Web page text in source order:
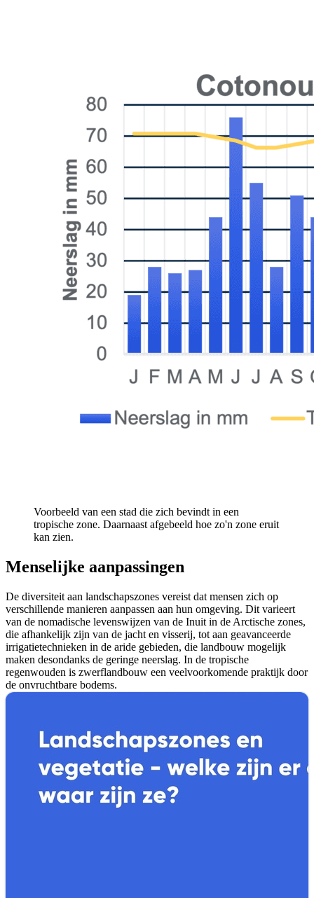
Voorbeeld van een stad die zich bevindt in een
tropische zone. Daarnaast afgebeeld hoe zo'n zone eruit
kan zien.
Menselijke aanpassingen
De diversiteit aan landschapszones vereist dat mensen zich op
verschillende manieren aanpassen aan hun omgeving. Dit varieert
van de nomadische levenswijzen van de Inuit in de Arctische zones,
die afhankelijk zijn van de jacht en visserij, tot aan geavanceerde
irrigatietechnieken in de aride gebieden, die landbouw mogelijk
maken desondanks de geringe neerslag. In de tropische
regenwouden is zwerflandbouw een veelvoorkomende praktijk door
de onvruchtbare bodems.